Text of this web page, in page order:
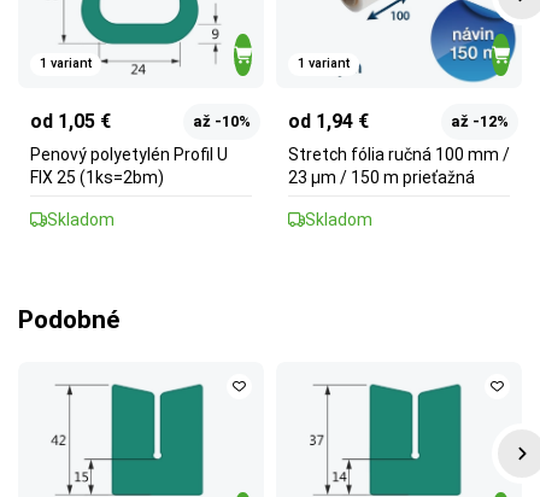
1 variant
od 1,05 € až -10%
Penový polyetylén Profil U
FIX 25 (1ks=2bm)
Skladom
1 variant
od 1,94 € až -12%
Stretch fólia ručná 100 mm /
23 µm / 150 m prieťažná
Skladom
Podobné